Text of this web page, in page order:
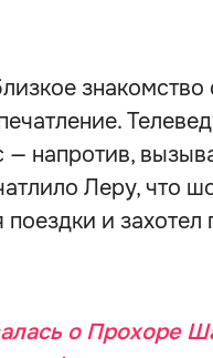
напротив,
Леру, что
и захотел
о Прохоре